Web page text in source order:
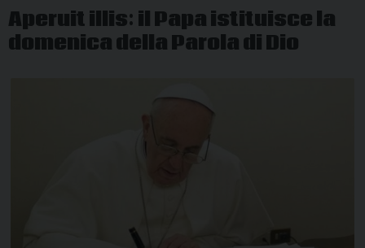
Aperuit illis: il Papa istituisce la
domenica della Parola di Dio